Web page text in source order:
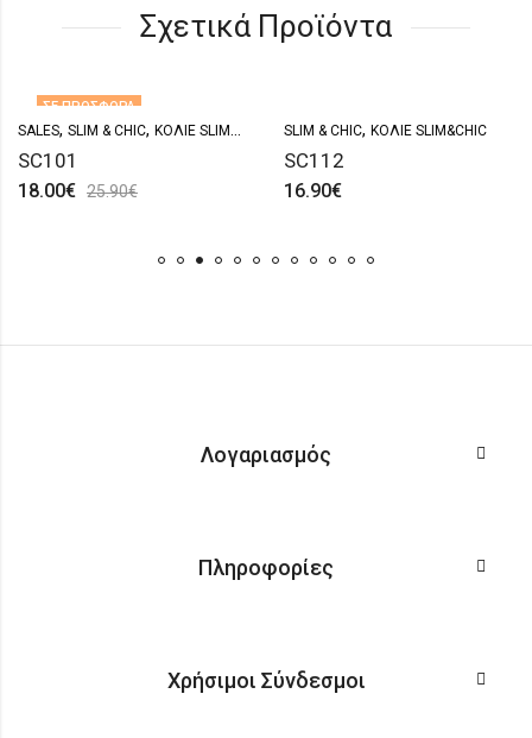
Σχετικά Προϊόντα
ΣΕ ΠΡΟΣΦΟΡΆ
SALES, SLIM & CHIC, ΚΟΛΙΈ SLIM&CHIC
SC101
18.00€ 25.90€
SLIM & CHIC, ΚΟΛΙΈ SLIM&CHIC
SC112
16.90€
Λογαριασμός
Πληροφορίες
Χρήσιμοι Σύνδεσμοι